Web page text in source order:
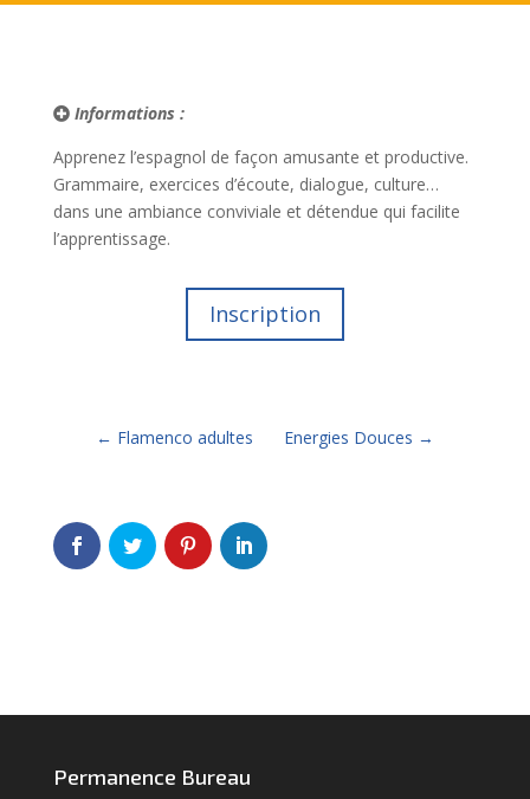
Informations :
Apprenez l’espagnol de façon amusante et productive.
Grammaire, exercices d’écoute, dialogue, culture…
dans une ambiance conviviale et détendue qui facilite
l’apprentissage.
Inscription
← Flamenco adultes Energies Douces →
Permanence Bureau